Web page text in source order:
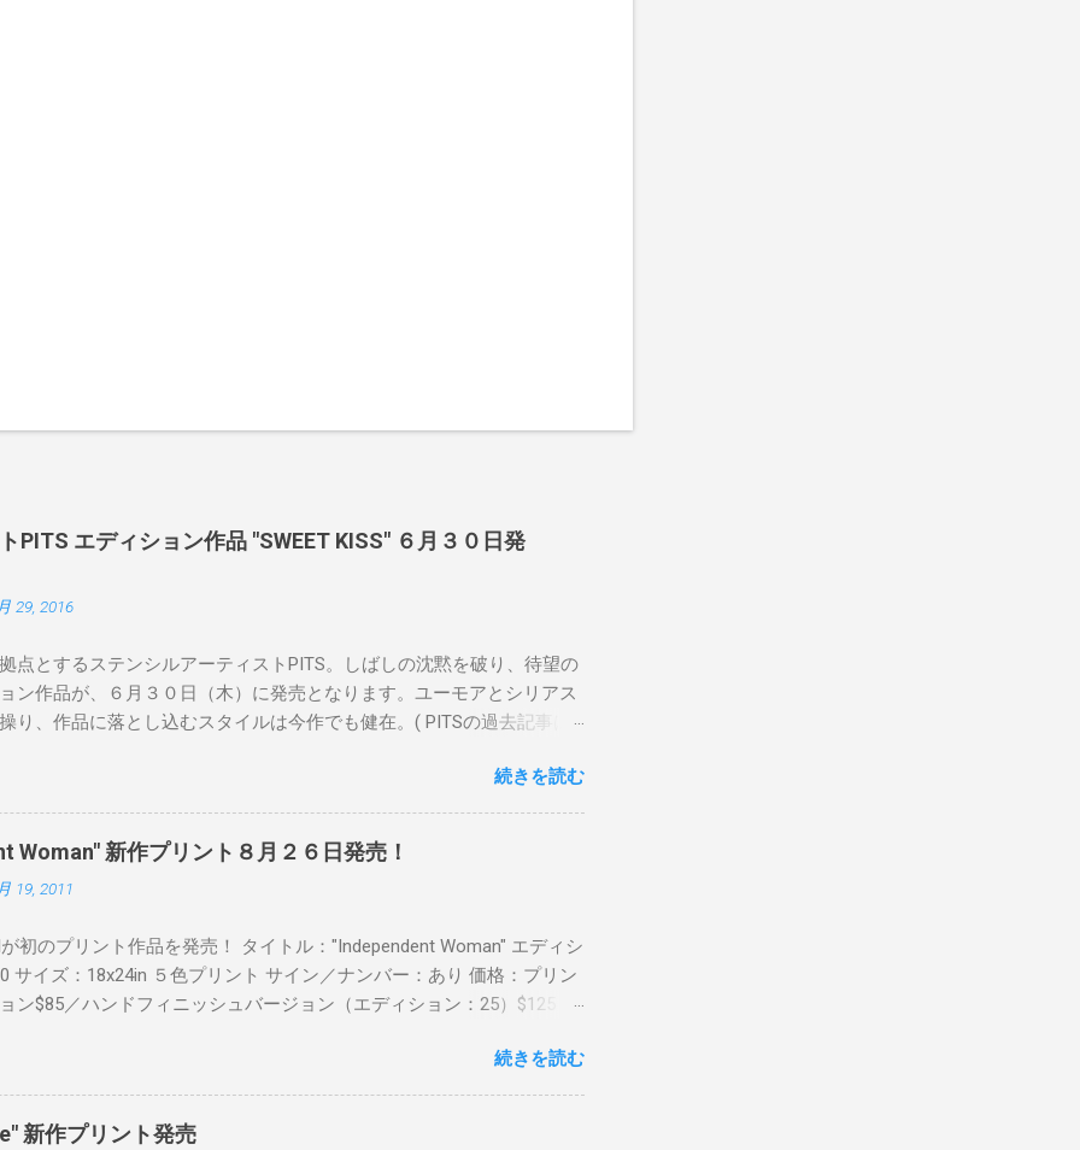
PITS エディション作品 "SWEET KISS" ６月３０日発
29, 2016
点とするステンシルアーティストPITS。しばしの沈黙を破り、待望の
ン作品が、６月３０日（木）に発売となります。ユーモアとシリアス
り、作品に落とし込むスタイルは今作でも健在。( PITSの過去記事は
GREEN/PINK/YELLOW エディション：各色５ サイズ：800mm ×
格：¥16,000(¥17,280) 購入は、 こちら から
続きを読む
Woman" 新作プリント８月２６日発売！
19, 2011
が初のプリント作品を発売！ タイトル："Independent Woman" エディシ
サイズ：18x24in ５色プリント サイン／ナンバー：あり 価格：プリン
ン$85／ハンドフィニッシュバージョン（エディション：25）$125 購
続きを読む
新作プリント発売